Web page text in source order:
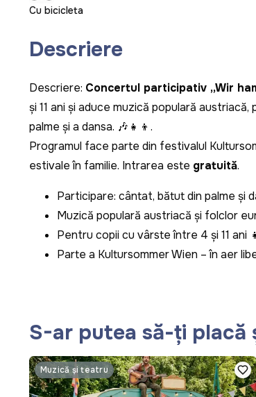
Cu bicicleta
Descriere
Descriere: Concertul participativ „Wir
și 11 ani și aduce muzică populară
palme și a dansa. 🎶👧👦.
Programul face parte din festivalul
estivale în familie. Intrarea este gratuită.
Participare: cântat, bătut din palme și
Muzică populară austriacă și folclor
Pentru copii cu vârste între 4 și 11 ani
Parte a Kultursommer Wien – în aer
S-ar putea să-ți placă
Muzică și teatru